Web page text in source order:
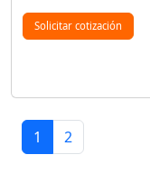
Solicitar cotización
1 2